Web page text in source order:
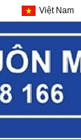
Việt Nam